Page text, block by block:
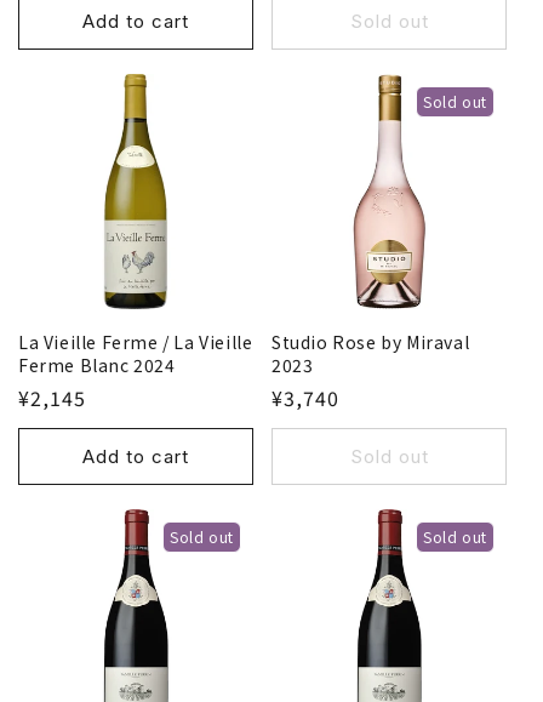
Add to cart Sold out
La Vieille Ferme / La Vieille
Ferme Blanc 2024
¥2,145
Add to cart
Sold out
Studio Rose by Miraval
2023
¥3,740
Sold out
Sold out Sold out